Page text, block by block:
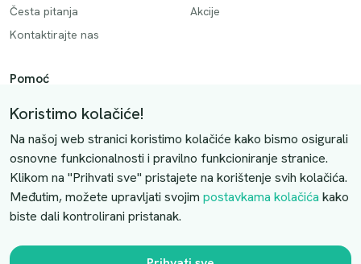
Česta pitanja
Kontaktirajte nas
Akcije
Pomoć
Način plaćanja
Dostava
Povrati i otkazivanje
Uslovi kupovine
Kontaktirajte nas
Slobodno nas kontaktirajte putem e-maila:
Koristimo kolačiće!
Na našoj web stranici koristimo kolačiće kako bismo osigurali
osnovne funkcionalnosti i pravilno funkcioniranje stranice.
Klikom na "Prihvati sve" pristajete na korištenje svih kolačića.
Međutim, možete upravljati svojim postavkama kolačića kako
biste dali kontrolirani pristanak.